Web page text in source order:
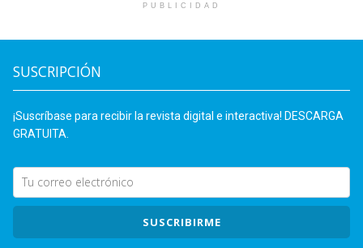
PUBLICIDAD
SUSCRIPCIÓN
¡Suscríbase para recibir la revista digital e interactiva! DESCARGA
GRATUITA.
SUSCRIBIRME